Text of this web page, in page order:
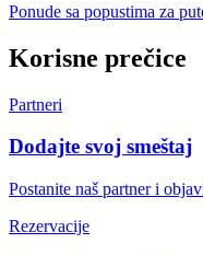
Ponude sa popustima za
Korisne prečice
Partneri
Dodajte svoj smeštaj
Postanite naš partner i
Rezervacije